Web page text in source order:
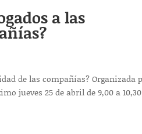
a las
de las compañías? Organizada
jueves 25 de abril de 9,00 a